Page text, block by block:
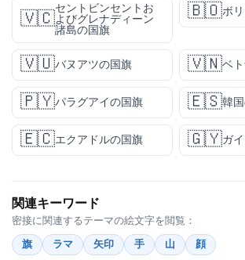
🇻🇨
セントビンセントお
よびグレナディーン
諸島の国旗
🇧🇴ボ
🇻🇺バヌアツの国旗 🇻🇳ベ
🇵🇾パラグアイの国旗 🇪🇸韓
🇪🇨エクアドルの国旗 🇬🇾ガ
関連キーワード
密接に関連するテーマの絵文字を閲覧：
旗
ラマ 矢印 手 山 顔